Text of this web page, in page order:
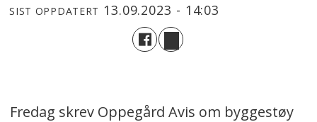
SIST OPPDATERT 13.09.2023 - 14:03
Fredag skrev Oppegård Avis om byggestøy